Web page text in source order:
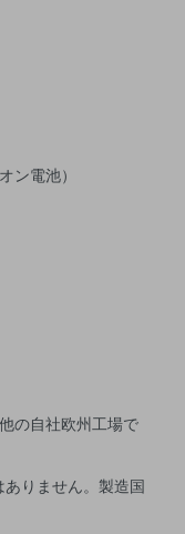
ン電池）
の自社欧州工場で
りません。製造国